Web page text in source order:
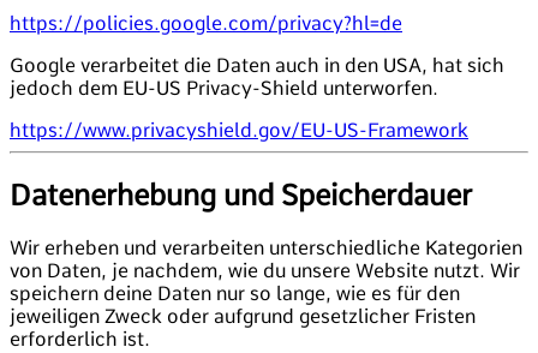
https://policies.google.com/privacy?hl=de
Google verarbeitet die Daten auch in den USA, hat sich
jedoch dem EU-US Privacy-Shield unterworfen.
https://www.privacyshield.gov/EU-US-Framework
Datenerhebung und Speicherdauer
Wir erheben und verarbeiten unterschiedliche Kategorien
von Daten, je nachdem, wie du unsere Website nutzt. Wir
speichern deine Daten nur so lange, wie es für den
jeweiligen Zweck oder aufgrund gesetzlicher Fristen
erforderlich ist.